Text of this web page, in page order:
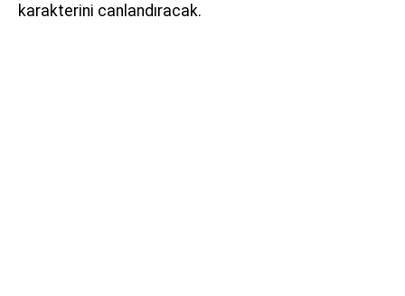
karakterini canlandıracak.